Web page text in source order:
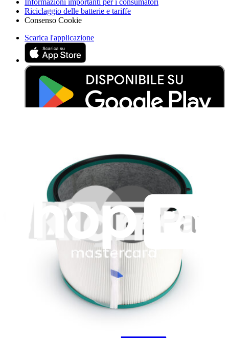
Informazioni importanti per i consumatori
Riciclaggio delle batterie e tariffe
Consenso Cookie
Scarica l'applicazione